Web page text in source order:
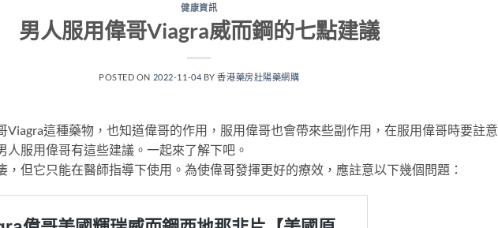
健康資訊
男人服用偉哥Viagra威而鋼的七點建議
POSTED ON 2022-11-04 BY香港藥房壯陽藥網購
Viagra這種藥物，也知道偉哥的作用，服用偉哥也會帶來些副作用，在服用偉哥時要註意
人服用偉哥有這些建議。一起來了解下吧。
，但它只能在醫師指導下使用。為使偉哥發揮更好的療效，應註意以下幾個問題：